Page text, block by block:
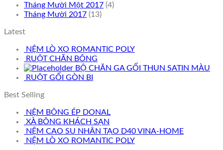
Tháng Mười Một 2017 (4)
Tháng Mười 2017 (13)
Latest
NỆM LÒ XO ROMANTIC POLY
RUỘT CHĂN BÔNG
BỘ CHĂN GA GỐI THUN SATIN MÀU
RUỘT GỐI GÒN BI
Best Selling
NỆM BÔNG ÉP DONAL
XÀ BÔNG KHÁCH SẠN
NỆM CAO SU NHÂN TẠO D40 VINA-HOME
NỆM LÒ XO ROMANTIC POLY